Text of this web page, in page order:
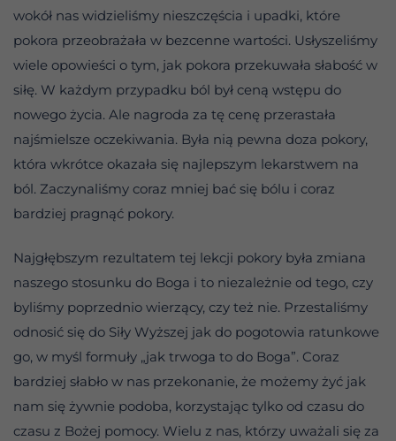
wokół nas widzieliśmy nieszczęścia i upadki, które
pokora przeobrażała w bezcenne wartości. Usłyszeliśmy
wiele opowieści o tym, jak pokora przekuwała słabość w
siłę. W każdym przypadku ból był ceną wstępu do
nowego życia. Ale nagroda za tę cenę przerastała
najśmielsze oczekiwania. Była nią pewna doza pokory,
która wkrótce okazała się najlepszym lekarstwem na
ból. Zaczynaliśmy coraz mniej bać się bólu i coraz
bardziej pragnąć pokory.
Najgłębszym rezultatem tej lekcji pokory była zmiana
naszego stosunku do Boga i to niezależnie od tego, czy
byliśmy poprzednio wierzący, czy też nie. Przestaliśmy
odnosić się do Siły Wyższej jak do pogotowia ratunkowe
go, w myśl formuły „jak trwoga to do Boga”. Coraz
bardziej słabło w nas przekonanie, że możemy żyć jak
nam się żywnie podoba, korzystając tylko od czasu do
czasu z Bożej pomocy. Wielu z nas, którzy uważali się za